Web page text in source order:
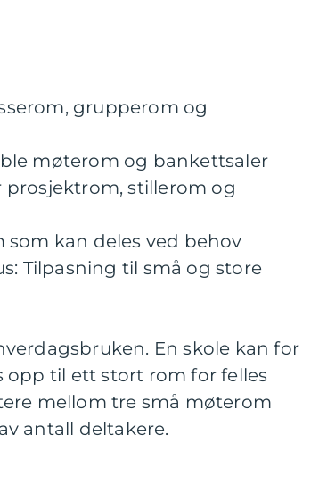
grupperom og
møterom og bankettsaler
prosjektrom, stillerom og
som kan deles ved behov
Tilpasning til små og store
En skole kan for
opp til ett stort rom for felles
mellom tre små møterom
antall deltakere.